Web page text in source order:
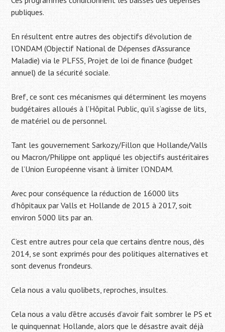
publiques.
En résultent entre autres des objectifs d’évolution de
l’ONDAM (Objectif National de Dépenses d’Assurance
Maladie) via le PLFSS, Projet de loi de finance (budget
annuel) de la sécurité sociale.
Bref, ce sont ces mécanismes qui déterminent les moyens
budgétaires alloués à l’Hôpital Public, qu’il s’agisse de lits,
de matériel ou de personnel.
Tant les gouvernement Sarkozy/Fillon que Hollande/Valls
ou Macron/Philippe ont appliqué les objectifs austéritaires
de l’Union Européenne visant à limiter l’ONDAM.
Avec pour conséquence la réduction de 16000 lits
d’hôpitaux par Valls et Hollande de 2015 à 2017, soit
environ 5000 lits par an.
C’est entre autres pour cela que certains d’entre nous, dès
2014, se sont exprimés pour des politiques alternatives et
sont devenus frondeurs.
Cela nous a valu quolibets, reproches, insultes.
Cela nous a valu d’être accusés d’avoir fait sombrer le PS et
le quinquennat Hollande, alors que le désastre avait déjà